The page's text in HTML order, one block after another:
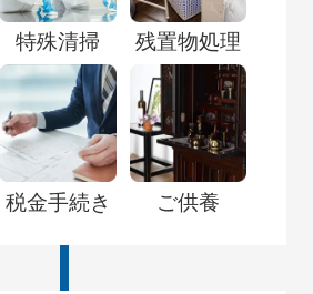
特殊清掃 残置物処理
税金手続き ご供養